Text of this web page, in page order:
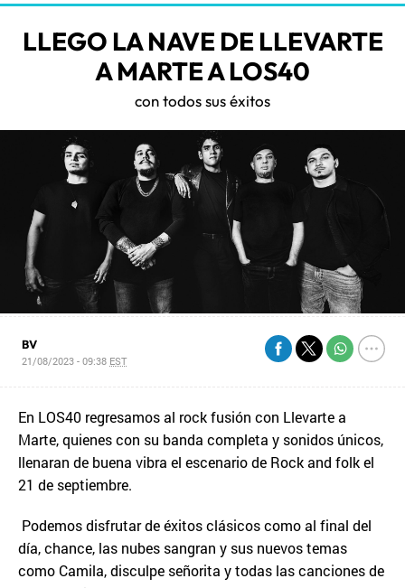
LLEGO LA NAVE DE LLEVARTE
A MARTE A LOS40
con todos sus éxitos
BV
21/08/2023 - 09:38 EST
En LOS40 regresamos al rock fusión con Llevarte a
Marte, quienes con su banda completa y sonidos únicos,
llenaran de buena vibra el escenario de Rock and folk el
21 de septiembre.
Podemos disfrutar de éxitos clásicos como al final del
día, chance, las nubes sangran y sus nuevos temas
como Camila, disculpe señorita y todas las canciones de